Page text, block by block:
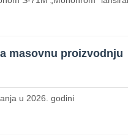
masovnu proizvodnju
u 2026. godini